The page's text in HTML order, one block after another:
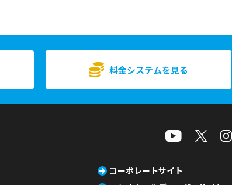
料金システムを見る
コーポレートサイト